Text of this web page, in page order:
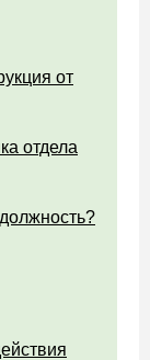
от
отдела